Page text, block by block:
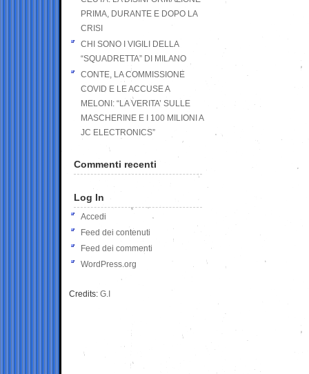
PRIMA, DURANTE E DOPO LA
CRISI
CHI SONO I VIGILI DELLA
“SQUADRETTA” DI MILANO
CONTE, LA COMMISSIONE
COVID E LE ACCUSE A
MELONI: “LA VERITA’ SULLE
MASCHERINE E I 100 MILIONI A
JC ELECTRONICS”
Commenti recenti
Log In
Accedi
Feed dei contenuti
Feed dei commenti
WordPress.org
Credits: G.I